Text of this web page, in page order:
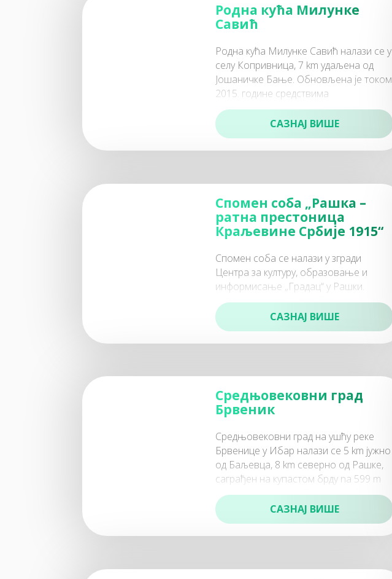
Родна кућа Милунке
Савић
Родна кућа Милунке Савић налази се у
селу Копривница, 7 km удаљена од
Јошаничке Бање. Обновљена је током
2015. године средствима
Министарства културе и
информисања Републике Србије
САЗНАЈ ВИШЕ
Спомен соба „Рашка –
ратна престоница
Краљевине Србије 1915“
Спомен соба се налази у згради
Центра за културу, образовање и
информисање „Градац“ у Рашки.
Отворена је 12. новембра 2015.
године приликом обележавања 100-
те годишњице од боравка
САЗНАЈ ВИШЕ
Средњовековни град
Брвеник
Средњовековни град на ушћу реке
Брвенице у Ибар налази се 5 km јужно
од Баљевца, 8 km северно од Рашке,
саграђен на купастом брду na 599 m
надморске висине. Брвеник је био
типичан
САЗНАЈ ВИШЕ